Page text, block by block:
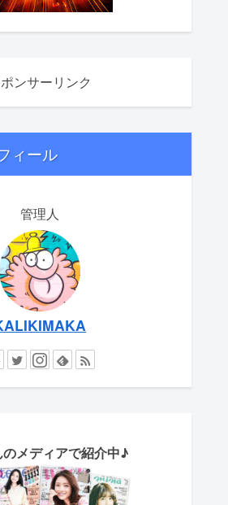
ンサーリンク
ィール
管理人
のメディアで紹介中♪